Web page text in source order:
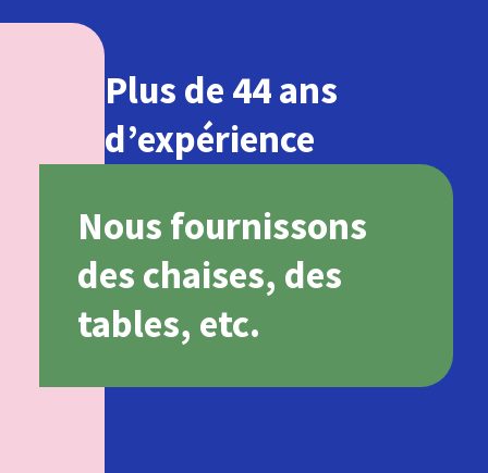
Plus de 44 ans
d’expérience
Nous fournissons
des chaises, des
tables, etc.